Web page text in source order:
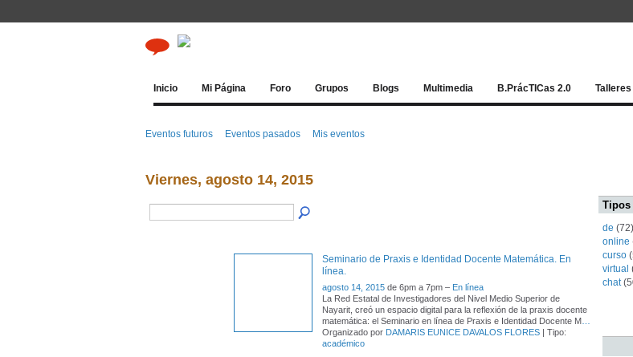
Inicio Mi Página Foro Grupos Blogs Multimedia B.PrácTICas 2.0 Talleres
Eventos futuros Eventos pasados Mis eventos
Viernes, agosto 14, 2015
Seminario de Praxis e Identidad Docente Matemática. En
línea.
agosto 14, 2015 de 6pm a 7pm – En línea
La Red Estatal de Investigadores del Nivel Medio Superior de
Nayarit, creó un espacio digital para la reflexión de la praxis docente
matemática: el Seminario en línea de Praxis e Identidad Docente M
Organizado por DAMARIS EUNICE DAVALOS FLORES | Tipo:
académico
Tipos
de (72)
online
curso
virtual
chat